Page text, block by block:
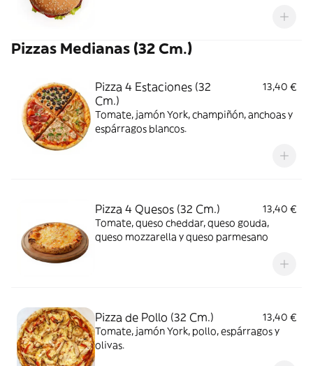
Pizzas Medianas (32 Cm.)
Pizza 4 Estaciones (32
Cm.)
13,40 €
Tomate, jamón York, champiñón, anchoas y
espárragos blancos.
Pizza 4 Quesos (32 Cm.)
13,40 €
Tomate, queso cheddar, queso gouda,
queso mozzarella y queso parmesano
Pizza de Pollo (32 Cm.)
13,40 €
Tomate, jamón York, pollo, espárragos y
olivas.